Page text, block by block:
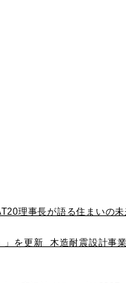
理事長が語る住まいの未
」を更新 木造耐震設計事